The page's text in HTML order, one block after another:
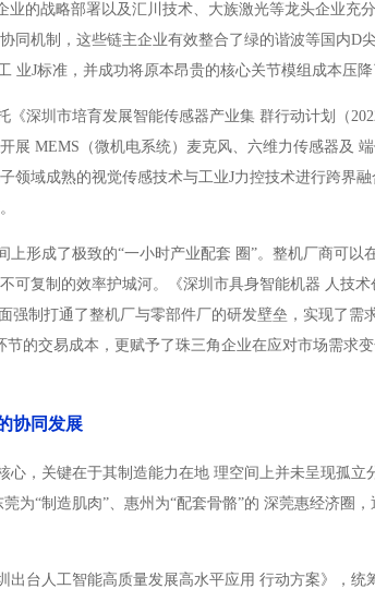
业的战略部署以及汇川技术、大族激光等龙头企业
同机制，这些链主企业有效整合了绿的谐波等国内D
业J标准，并成功将原本昂贵的核心关节模组成本压
深圳市培育发展智能传感器产业集 群行动计划（
展 MEMS（微机电系统）麦克风、六维力传感器及
领域成熟的视觉传感技术与工业J力控技术进行跨界
上形成了极致的“一小时产业配套 圈”。整机厂商可
可复制的效率护城河。《深圳市具身智能机器 人技
强制打通了整机厂与零部件厂的研发壁垒，实现了
的交易成本，更赋予了珠三角企业在应对市场需求
协同发展
心，关键在于其制造能力在地 理空间上并未呈现孤
为“制造肌肉”、惠州为“配套骨骼”的 深莞惠经济圈
出台人工智能高质量发展高水平应用 行动方案》，统